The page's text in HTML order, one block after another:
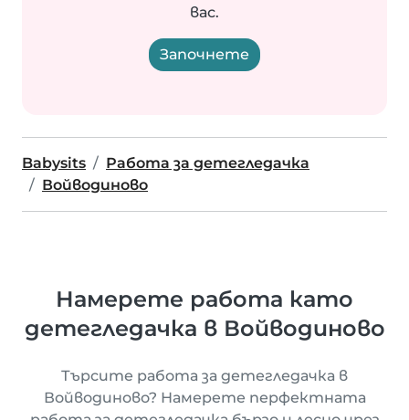
вас.
Започнете
Babysits
Работа за детегледачка
Войводиново
Намерете работа като
детегледачка в Войводиново
Търсите работа за детегледачка в
Войводиново? Намерете перфектната